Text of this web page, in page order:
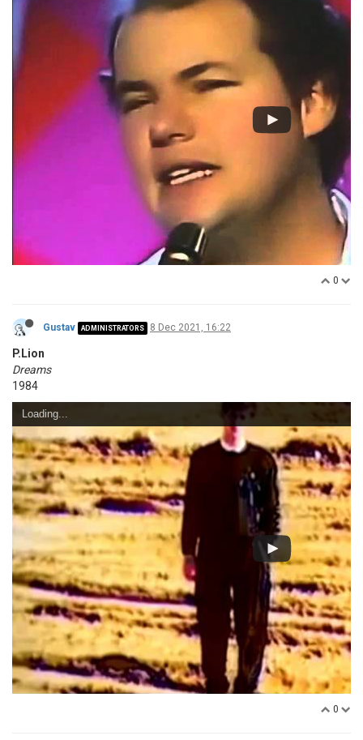
0
Gustav ADMINISTRATORS 8 Dec 2021, 16:22
P.Lion
Dreams
1984
Loading...
0